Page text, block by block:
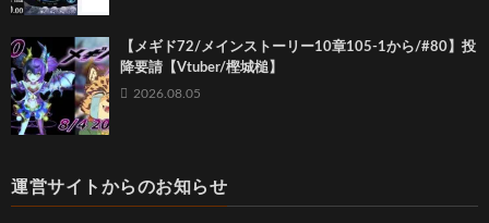
【メギド72/メインストーリー10章105-1から/#80】投
降要請【Vtuber/樫城槌】
2026.08.05
運営サイトからのお知らせ